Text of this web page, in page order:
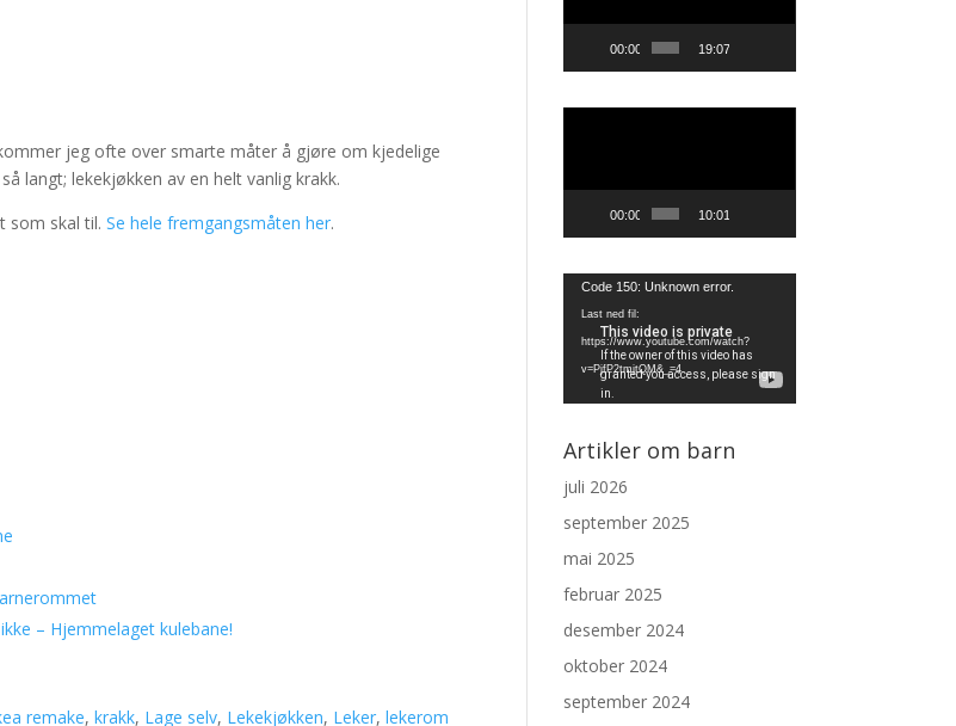
jeg ofte over smarte måter å gjøre om kjedelige
langt; lekekjøkken av en helt vanlig krakk.
som skal til.Se hele fremgangsmåten her.
– Hjemmelaget kulebane!
remake,krakk, Lage selv, Lekekjøkken, Leker,lekerom
00:00 19:07
00:00 10:01
Videoavspiller
Code 150: Unknown error.
Last ned fil:
https://www.youtube.com/watch?
v=PjfP2tmjtQM&_=4
Artikler om barn
juli 2026
september 2025
mai 2025
februar 2025
desember 2024
oktober 2024
september 2024